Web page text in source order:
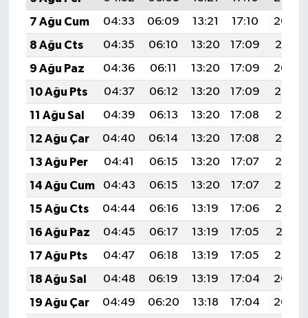
7 Ağu Cum
04:33 06:09 13:21 17:10
20:22
8 Ağu Cts
04:35 06:10 13:20 17:09
20:21
9 Ağu Paz
04:36 06:11 13:20 17:09
20:20
10 Ağu Pts
04:37 06:12 13:20 17:09
20:19
11 Ağu Sal
04:39 06:13 13:20 17:08
20:17
12 Ağu Çar
04:40 06:14 13:20 17:08
20:16
13 Ağu Per
04:41 06:15 13:20 17:07
20:15
14 Ağu Cum
04:43 06:15 13:20 17:07
20:14
15 Ağu Cts
04:44 06:16 13:19 17:06
20:12
16 Ağu Paz
04:45 06:17 13:19 17:05
20:11
17 Ağu Pts
04:47 06:18 13:19 17:05
20:10
18 Ağu Sal
04:48 06:19 13:19 17:04
20:08
19 Ağu Çar
04:49 06:20 13:18 17:04
20:07